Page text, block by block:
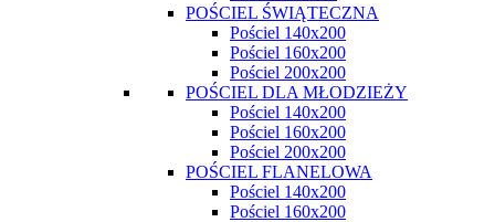
POŚCIEL ŚWIĄTECZNA
Pościel 140x200
Pościel 160x200
Pościel 200x200
POŚCIEL DLA MŁODZIEŻY
Pościel 140x200
Pościel 160x200
Pościel 200x200
POŚCIEL FLANELOWA
Pościel 140x200
Pościel 160x200